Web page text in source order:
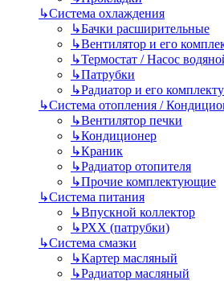
↳Система охлаждения
↳Бачки расширительные
↳Вентилятор и его
↳Термостат / Насос
↳Патрубки
↳Радиатор и его
↳Система отопления /
↳Вентилятор печки
↳Кондиционер
↳Краник
↳Радиатор отопителя
↳Прочие комплектующие
↳Система питания
↳Впускной коллектор
↳РХХ (патрубки)
↳Система смазки
↳Картер масляный
↳Радиатор масляный